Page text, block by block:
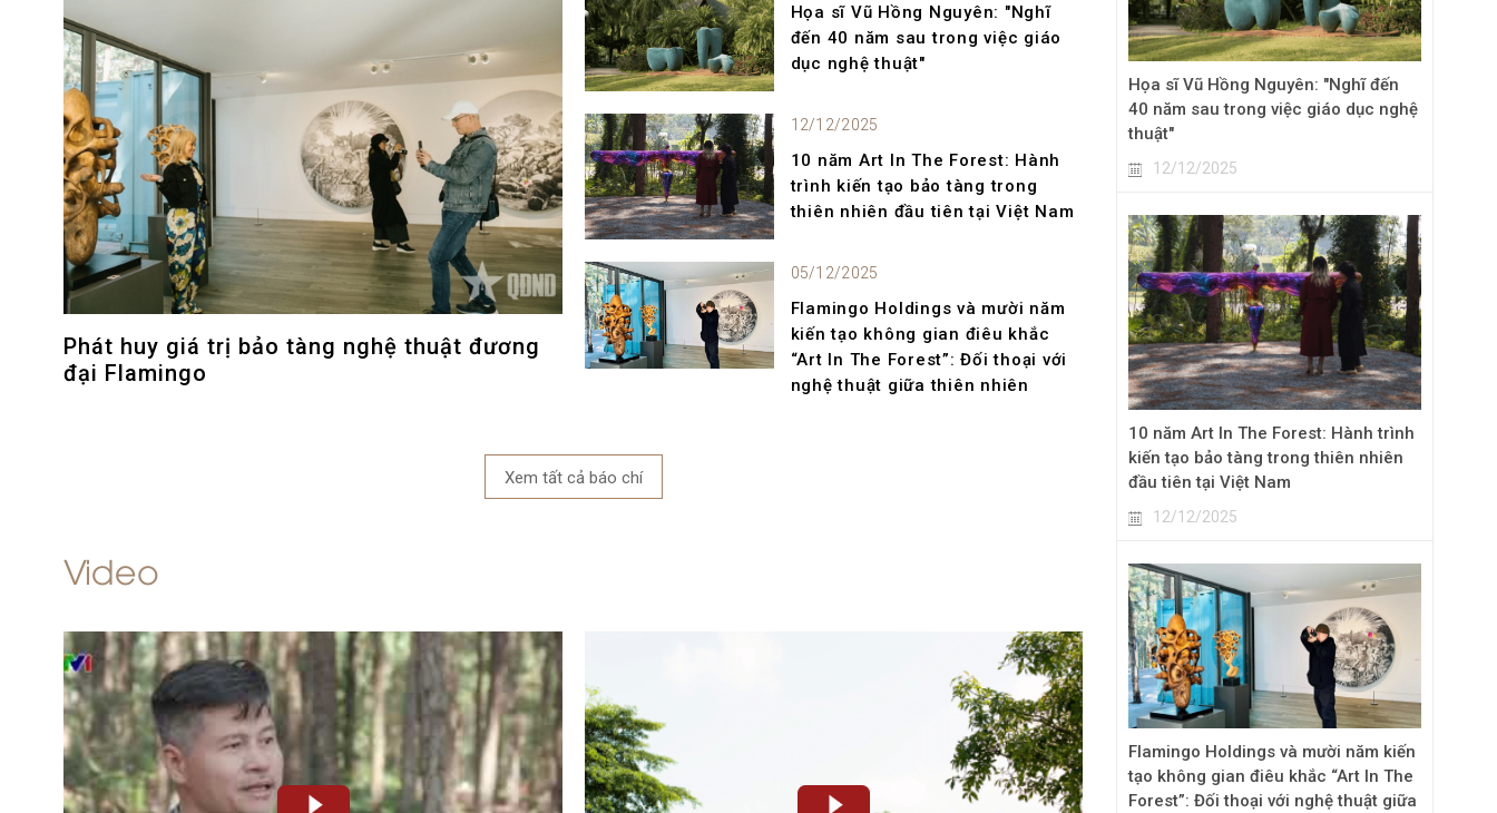
Phát huy giá trị bảo tàng nghệ thuật đương
đại Flamingo
Họa sĩ Vũ Hồng Nguyên: "Nghĩ
đến 40 năm sau trong việc giáo
dục nghệ thuật"
12/12/2025
10 năm Art In The Forest: Hành
trình kiến tạo bảo tàng trong
thiên nhiên đầu tiên tại Việt Nam
05/12/2025
Flamingo Holdings và mười năm
kiến tạo không gian điêu khắc
“Art In The Forest”: Đối thoại với
nghệ thuật giữa thiên nhiên
Xem tất cả báo chí
Video
Họa sĩ Vũ Hồng Nguyên: "Nghĩ đến
40 năm sau trong việc giáo dục nghệ
thuật"
12/12/2025
10 năm Art In The Forest: Hành trình
kiến tạo bảo tàng trong thiên nhiên
đầu tiên tại Việt Nam
12/12/2025
Flamingo Holdings và mười năm kiến
tạo không gian điêu khắc “Art In The
Forest”: Đối thoại với nghệ thuật giữa